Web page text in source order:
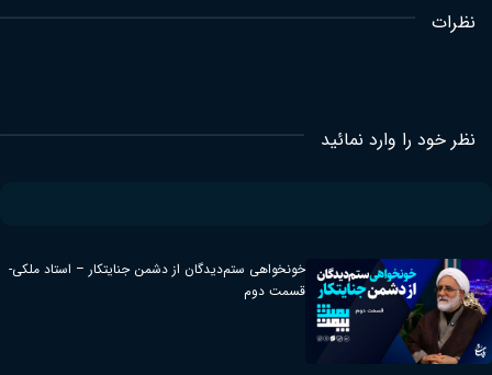
نظرات
نظر خود را وارد نمائید
خونخواهی ستم‌دیدگان از دشمن جنایتکار – استاد ملکی-
قسمت دوم